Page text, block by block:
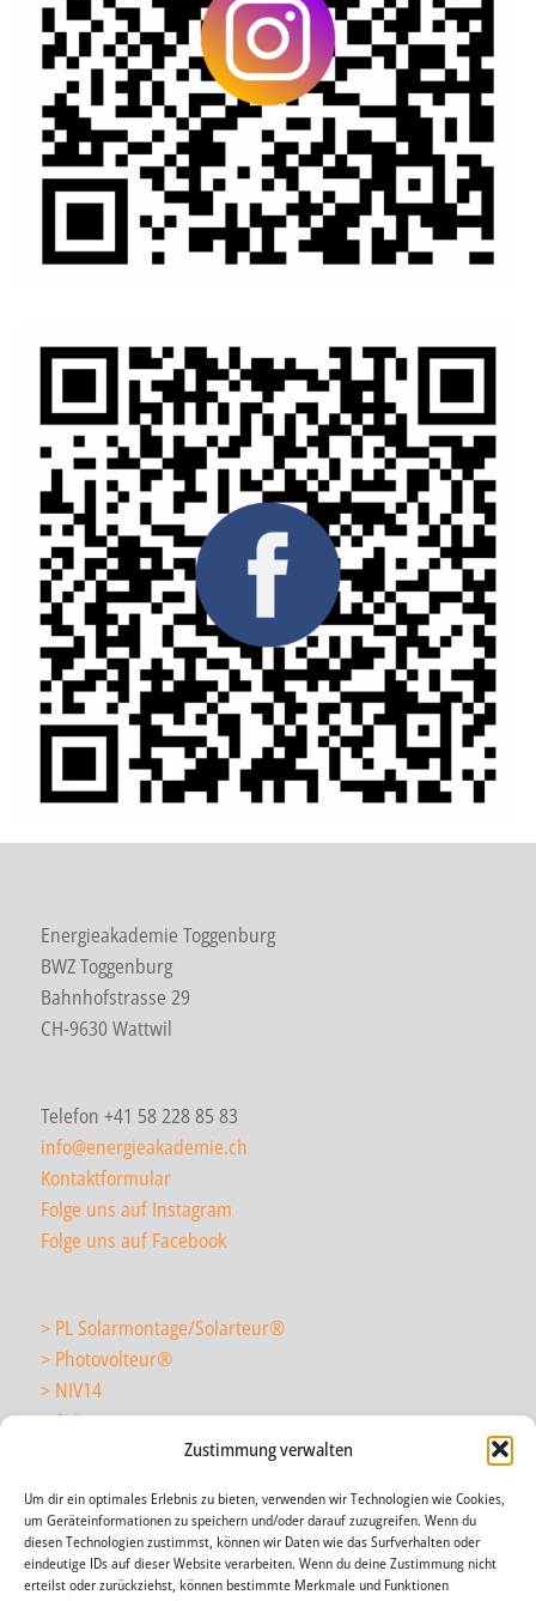
Zustimmung verwalten
Um dir ein optimales Erlebnis zu bieten, verwenden wir Technologien wie Cookies,
um Geräteinformationen zu speichern und/oder darauf zuzugreifen. Wenn du
diesen Technologien zustimmst, können wir Daten wie das Surfverhalten oder
eindeutige IDs auf dieser Website verarbeiten. Wenn du deine Zustimmung nicht
erteilst oder zurückziehst, können bestimmte Merkmale und Funktionen
Energieakademie Toggenburg
BWZ Toggenburg
Bahnhofstrasse 29
CH-9630 Wattwil
Telefon +41 58 228 85 83
info@energieakademie.ch
Kontaktformular
Folge uns auf Instagram
Folge uns auf Facebook
> PL Solarmontage/Solarteur®
> Photovolteur®
> NIV14
> Solarmonteur
> wir über uns
> News
> Agenda